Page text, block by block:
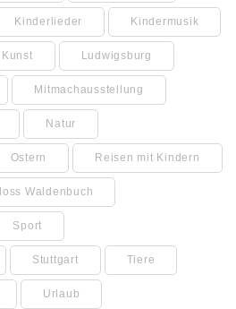
Kinderlieder Kindermusik
Kunst Ludwigsburg
Mitmachausstellung
Natur
Ostern Reisen mit Kindern
Waldenbuch
Sport
Stuttgart Tiere
Urlaub